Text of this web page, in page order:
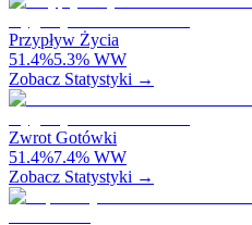
Przypływ Życia
51.4%5.3% WW
Zobacz Statystyki →
Zwrot Gotówki
51.4%7.4% WW
Zobacz Statystyki →